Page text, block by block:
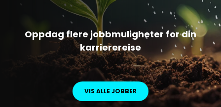
Oppdag flere jobbmuligheter for din
karrierereise
VIS ALLE JOBBER